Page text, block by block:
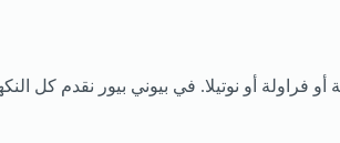
فراولة أو نوتيلا. في بيوني بيور نقدم كل